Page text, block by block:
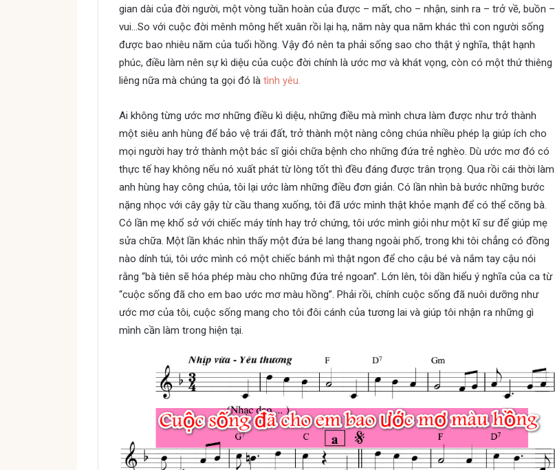
gian dài của đời người, một vòng tuần hoàn của được – mất, cho – nhận, sinh ra – trở về, buồn –
vui…So với cuộc đời mênh mông hết xuân rồi lại hạ, năm này qua năm khác thì con người sống
được bao nhiêu năm của tuổi hồng. Vậy đó nên ta phải sống sao cho thật ý nghĩa, thật hạnh
phúc, điều làm nên sự kì diệu của cuộc đời chính là ước mơ và khát vọng, còn có một thứ thiêng
liêng nữa mà chúng ta gọi đó là tình yêu.
Ai không từng ước mơ những điều kì diệu, những điều mà mình chưa làm được như trở thành
một siêu anh hùng để bảo vệ trái đất, trở thành một nàng công chúa nhiều phép lạ giúp ích cho
mọi người hay trở thành một bác sĩ giỏi chữa bệnh cho những đứa trẻ nghèo. Dù ước mơ đó có
thực tế hay không nếu nó xuất phát từ lòng tốt thì đều đáng được trân trọng. Qua rồi cái thời làm
anh hùng hay công chúa, tôi lại ước làm những điều đơn giản. Có lần nhìn bà bước những bước
nặng nhọc với cây gậy từ cầu thang xuống, tôi đã ước mình thật khỏe mạnh để có thể cõng bà.
Có lần mẹ khổ sở với chiếc máy tính hay trở chứng, tôi ước mình giỏi như một kĩ sư để giúp mẹ
sửa chữa. Một lần khác nhìn thấy một đứa bé lang thang ngoài phố, trong khi tôi chẳng có đồng
nào dính túi, tôi ước mình có một chiếc bánh mì thật ngon để cho cậu bé và nắm tay cậu nói
rằng “bà tiên sẽ hóa phép màu cho những đứa trẻ ngoan”. Lớn lên, tôi dần hiểu ý nghĩa của ca từ
“cuộc sống đã cho em bao ước mơ màu hồng”. Phải rồi, chính cuộc sống đã nuôi dưỡng như
ước mơ của tôi, cuộc sống mang cho tôi đôi cánh của tương lai và giúp tôi nhận ra những gì
mình cần làm trong hiện tại.